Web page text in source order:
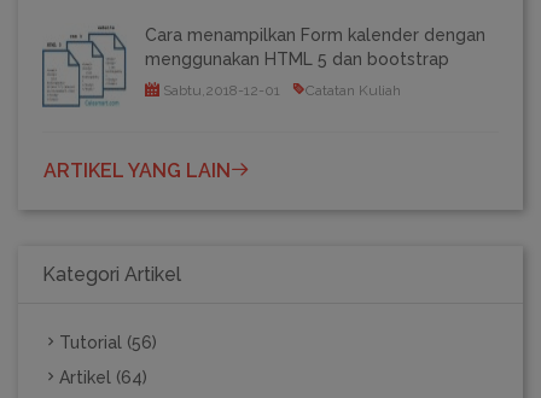
Cara menampilkan Form kalender dengan
menggunakan HTML 5 dan bootstrap
Sabtu,2018-12-01 Catatan Kuliah
ARTIKEL YANG LAIN
Kategori Artikel
Tutorial (56)
Artikel (64)